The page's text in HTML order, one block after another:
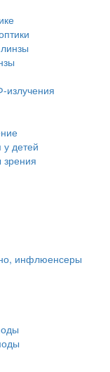
излучения
у детей
зрения
инфлюенсеры